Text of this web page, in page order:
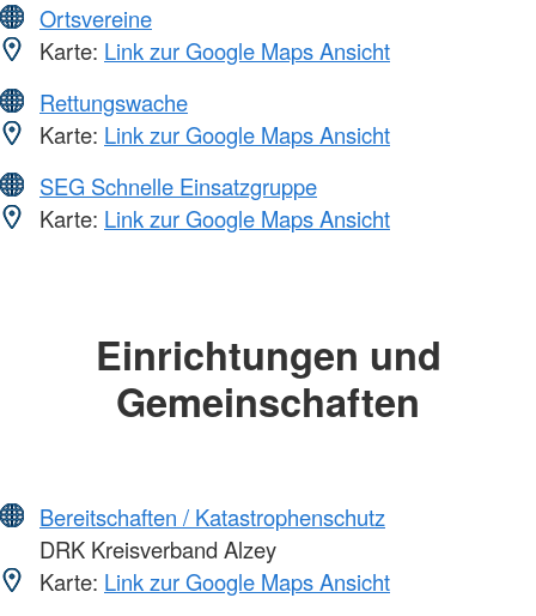
Ortsvereine
Karte: Link zur Google Maps Ansicht
Rettungswache
Karte: Link zur Google Maps Ansicht
SEG Schnelle Einsatzgruppe
Karte: Link zur Google Maps Ansicht
Einrichtungen und
Gemeinschaften
Bereitschaften / Katastrophenschutz
DRK Kreisverband Alzey
Karte: Link zur Google Maps Ansicht